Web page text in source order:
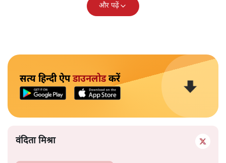
और पढ़ें
सत्य हिन्दी ऐपडाउनलोडकरें
वंदिता मिश्रा